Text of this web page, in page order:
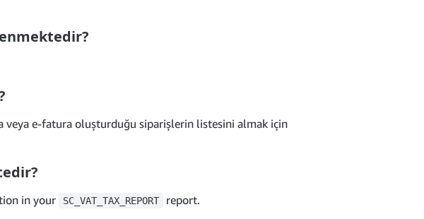
veya e-fatura oluşturduğu siparişlerin listesini almak için
in your SC_VAT_TAX_REPORT report.